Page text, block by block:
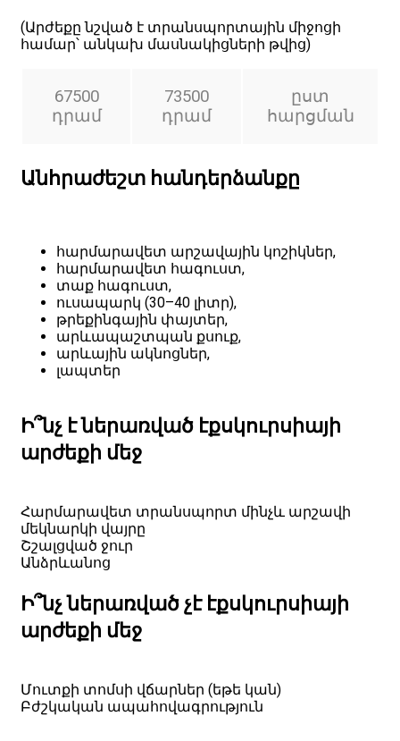
(Արժեքը նշված է տրանսպորտային միջոցի
համար՝ անկախ մասնակիցների թվից)
67500
դրամ
73500
դրամ
ըստ
հարցման
Անհրաժեշտ հանդերձանքը
հարմարավետ արշավային կոշիկներ,
հարմարավետ հագուստ,
տաք հագուստ,
ուսապարկ (30–40 լիտր),
թրեքինգային փայտեր,
արևապաշտպան քսուք,
արևային ակնոցներ,
լապտեր
Ի՞նչ է ներառված էքսկուրսիայի
արժեքի մեջ
Հարմարավետ տրանսպորտ մինչև արշավի
մեկնարկի վայրը
Շշալցված ջուր
Անձրևանոց
Ի՞նչ ներառված չէ էքսկուրսիայի
արժեքի մեջ
Մուտքի տոմսի վճարներ (եթե կան)
Բժշկական ապահովագրություն